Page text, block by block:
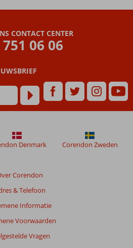
CONTACT CENTER
06 06
Corendon
& Telefoon
Informatie
Voorwaarden
Vragen
Denmark Corendon Zweden